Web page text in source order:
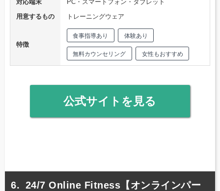
対応端末
PC・スマートフォン・タブレット
用意するもの
トレーニングウェア
特徴
食事指導あり 体験あり
無料カウンセリング 女性もおすすめ
公式サイトを見る
24/7 Online Fitness【オンラインパー